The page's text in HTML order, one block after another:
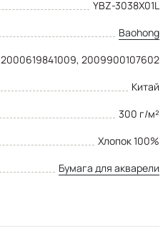
YBZ-3038X01L
Baohong
2000619841009, 2009900107602
Китай
300 г/м²
Хлопок 100%
Бумага для акварели